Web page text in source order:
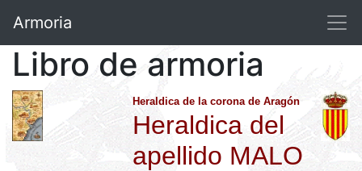
Armoria
Libro de armoria
Heraldica de la corona de Aragón
Heraldica del
apellido MALO